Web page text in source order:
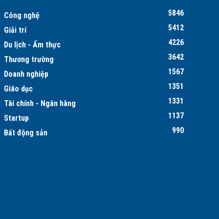
Công nghệ
5846
Giải trí
5412
Du lịch - Ẩm thực
4226
Thương trường
3642
Doanh nghiệp
1567
Giáo dục
1351
Tài chính - Ngân hàng
1331
Startup
1137
Bất động sản
990